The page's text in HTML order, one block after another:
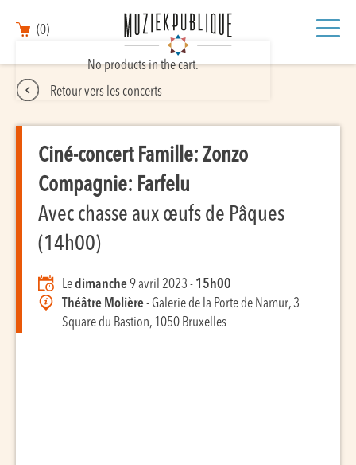
(0)
No products in the cart.
Retour vers les concerts
Ciné-concert Famille: Zonzo
Compagnie: Farfelu
Avec chasse aux œufs de Pâques
(14h00)
Ledimanche 9 avril 2023 - 15h00
Théâtre Molière- Galerie de la Porte de Namur, 3
Square du Bastion, 1050 Bruxelles